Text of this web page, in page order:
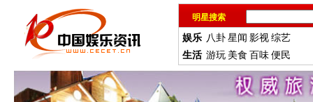
明星搜索
娱乐 八卦星闻 影视综艺
生活 游玩 美食 百味便民